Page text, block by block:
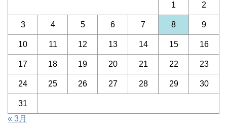
1 2
3 4 5 6 7 8 9
10 11 12 13 14 15 16
17 18 19 20 21 22 23
24 25 26 27 28 29 30
31
« 3月